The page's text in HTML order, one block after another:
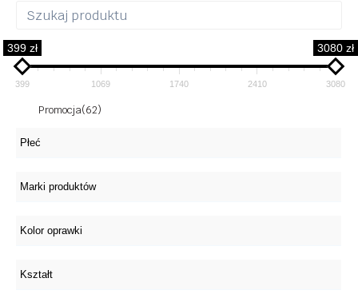
399 zł 3080 zł
399 1069 1740 2410 3080
Promocja(62)